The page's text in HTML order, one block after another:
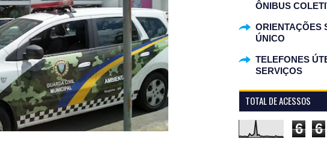
ÔNIBUS
ORIENTAÇÕES
ÚNICO
TELEFONES
SERVIÇOS
TOTAL DE ACESSOS
6 6